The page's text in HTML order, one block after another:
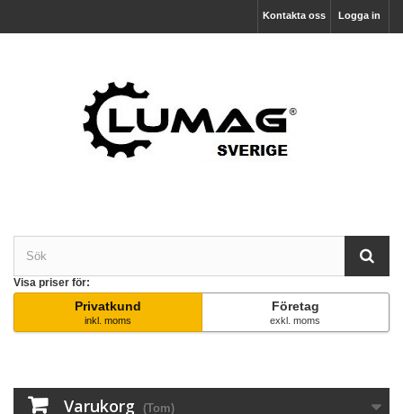
Logga in
Kontakta oss
Visa priser för:
Privatkund
inkl. moms
Företag
exkl. moms
Varukorg (Tom)